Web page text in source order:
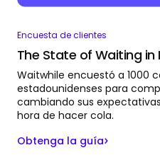
Encuesta de clientes
The State of Waiting in
Waitwhile encuestó a 1000
estadounidenses para
cambiando sus
hora de hacer cola.
Obtenga la guía